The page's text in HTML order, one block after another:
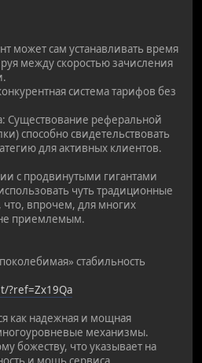
может сам устанавливать время
между скоростью зачисления
система тарифов без
Существование реферальной
способно свидетельствовать
для активных клиентов.
с продвинутыми гигантами
чуть традиционные
впрочем, для многих
приемлемым.
стабильность
?ref=Zx19Qa
как надежная и мощная
механизмы.
божеству, что указывает на